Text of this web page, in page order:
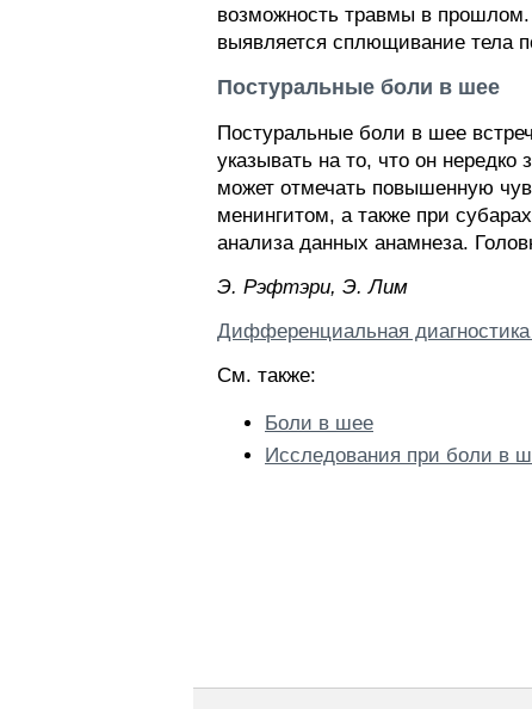
возможность травмы в
выявляется сплющивание тела
Постуральные боли в шее
Постуральные боли в шее
указывать на то, что он
может отмечать повышенную
менингитом, а также при
анализа данных анамнеза.
Э. Pэфтэpи, Э. Лим
Дифференциальная
См. также:
Боли в шее
Исследования при боли в